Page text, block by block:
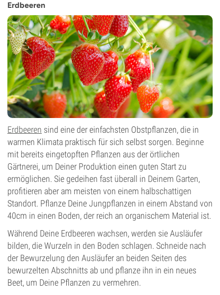
Erdbeeren
Erdbeeren sind eine der einfachsten Obstpflanzen, die in
warmen Klimata praktisch für sich selbst sorgen. Beginne
mit bereits eingetopften Pflanzen aus der örtlichen
Gärtnerei, um Deiner Produktion einen guten Start zu
ermöglichen. Sie gedeihen fast überall in Deinem Garten,
profitieren aber am meisten von einem halbschattigen
Standort. Pflanze Deine Jungpflanzen in einem Abstand von
40cm in einen Boden, der reich an organischem Material ist.
Während Deine Erdbeeren wachsen, werden sie Ausläufer
bilden, die Wurzeln in den Boden schlagen. Schneide nach
der Bewurzelung den Ausläufer an beiden Seiten des
bewurzelten Abschnitts ab und pflanze ihn in ein neues
Beet, um Deine Pflanzen zu vermehren.